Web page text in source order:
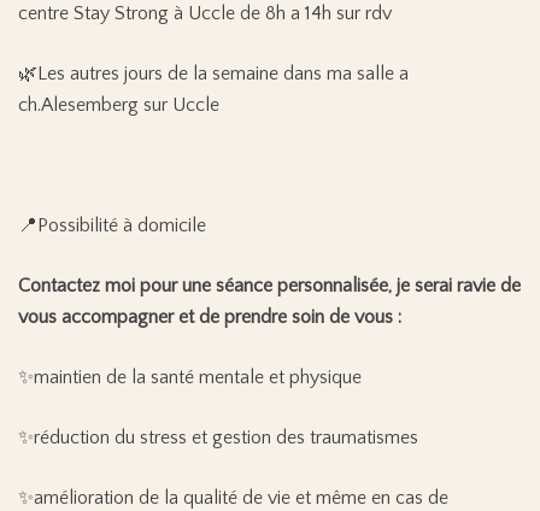
centre Stay Strong à Uccle de 8h a 14h sur rdv
🌿 Les autres jours de la semaine dans ma salle a
ch.Alesemberg sur Uccle
📍Possibilité à domicile
Contactez moi pour une séance personnalisée, je serai ravie de
vous accompagner et de prendre soin de vous :
✨maintien de la santé mentale et physique
✨réduction du stress et gestion des traumatismes
✨amélioration de la qualité de vie et même en cas de